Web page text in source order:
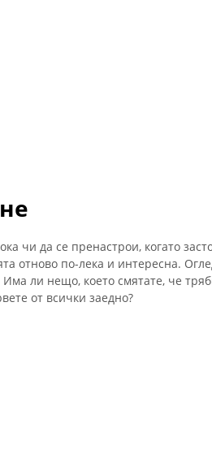
чи да се пренастрои, когато
отново по-лека и интересна.
ли нещо, което смятате, че
от всички заедно?